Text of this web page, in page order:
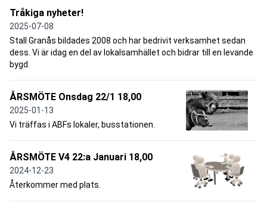
Tråkiga nyheter!
2025-07-08
Stall Granås bildades 2008 och har bedrivit verksamhet sedan
dess. Vi är idag en del av lokalsamhället och bidrar till en levande
bygd.
ÅRSMÖTE Onsdag 22/1 18,00
2025-01-13
Vi träffas i ABFs lokaler, busstationen.
ÅRSMÖTE V4 22:a Januari 18,00
2024-12-23
Återkommer med plats.